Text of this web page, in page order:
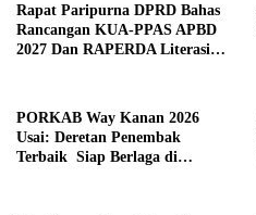
Rapat Paripurna DPRD Bahas
Rancangan KUA-PPAS APBD
2027 Dan RAPERDA Literasi
PORKAB Way Kanan 2026
Usai: Deretan Penembak
Terbaik Siap Berlaga di